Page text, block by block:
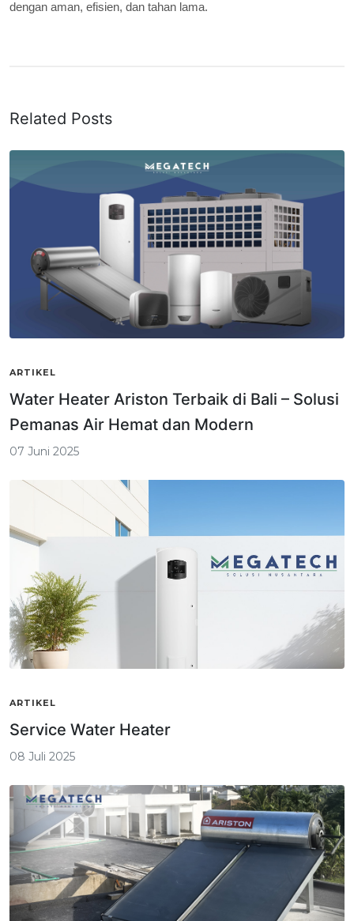
dengan aman, efisien, dan tahan lama.
Related Posts
ARTIKEL
Water Heater Ariston Terbaik di Bali – Solusi
Pemanas Air Hemat dan Modern
07 Juni 2025
ARTIKEL
Service Water Heater
08 Juli 2025